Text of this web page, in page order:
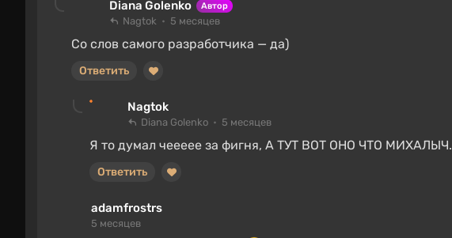
Diana Golenko Автор
Nagtok 5 месяцев
Со слов самого разработчика — да)
Ответить
Nagtok
Diana Golenko 5 месяцев
Я то думал чеееее за фигня, А ТУТ ВОТ ОНО ЧТО МИХАЛЫЧ.
Ответить
adamfrostrs
5 месяцев